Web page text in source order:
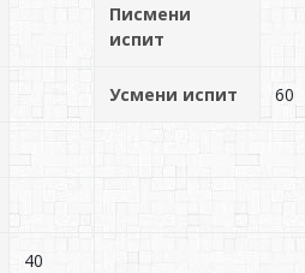
Писмени
испит
Усмени испит 60
40